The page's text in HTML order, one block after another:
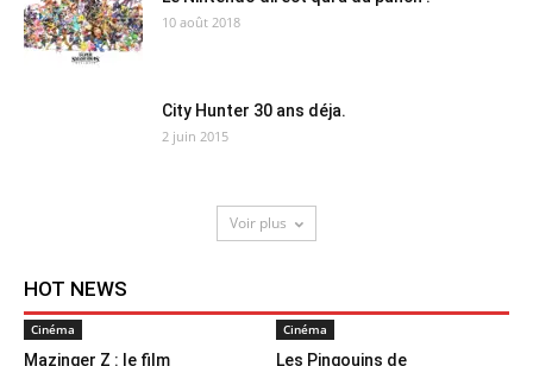
10 août 2018
City Hunter 30 ans déja.
2 juin 2015
Voir plus
HOT NEWS
Cinéma
Mazinger Z : le film
Cinéma
Les Pingouins de